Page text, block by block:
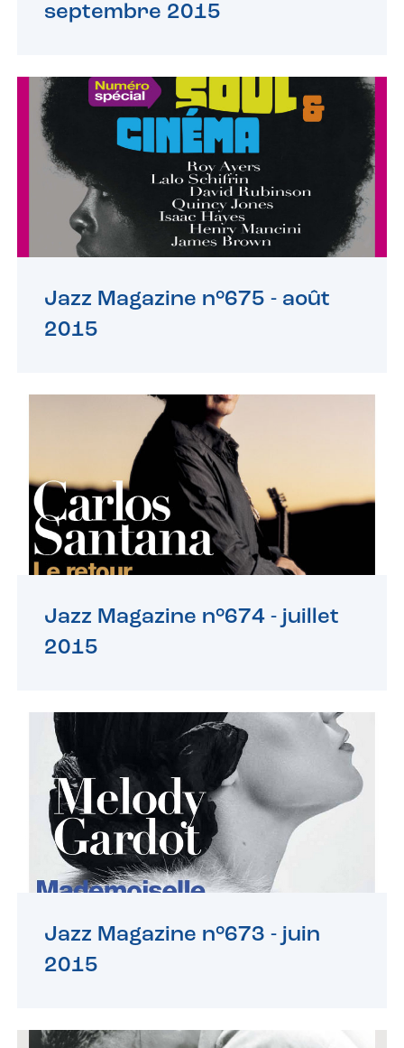
septembre 2015
Jazz Magazine n°675 - août
2015
Jazz Magazine n°674 - juillet
2015
Jazz Magazine n°673 - juin
2015